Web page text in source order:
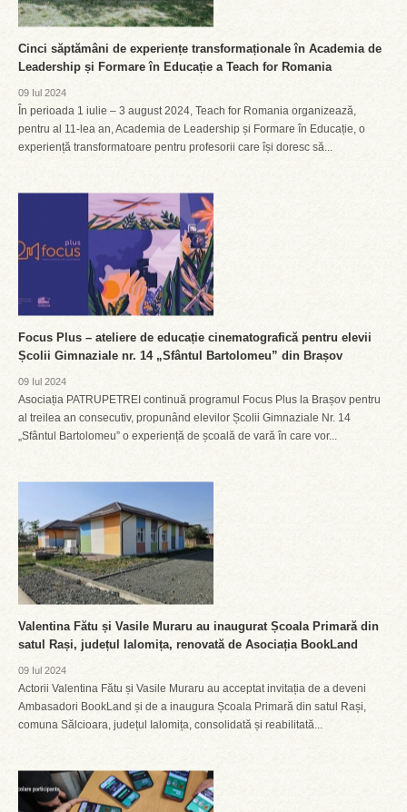
Cinci săptămâni de experiențe transformaționale în Academia de
Leadership și Formare în Educație a Teach for Romania
09 Iul 2024
În perioada 1 iulie – 3 august 2024, Teach for Romania organizează,
pentru al 11-lea an, Academia de Leadership și Formare în Educație, o
experiență transformatoare pentru profesorii care își doresc să...
Focus Plus – ateliere de educație cinematografică pentru elevii
Școlii Gimnaziale nr. 14 „Sfântul Bartolomeu” din Brașov
09 Iul 2024
Asociația PATRUPETREI continuă programul Focus Plus la Brașov pentru
al treilea an consecutiv, propunând elevilor Școlii Gimnaziale Nr. 14
„Sfântul Bartolomeu” o experiență de școală de vară în care vor...
Valentina Fătu și Vasile Muraru au inaugurat Școala Primară din
satul Rași, județul Ialomița, renovată de Asociația BookLand
09 Iul 2024
Actorii Valentina Fătu și Vasile Muraru au acceptat invitația de a deveni
Ambasadori BookLand și de a inaugura Școala Primară din satul Rași,
comuna Sălcioara, județul Ialomița, consolidată și reabilitată...